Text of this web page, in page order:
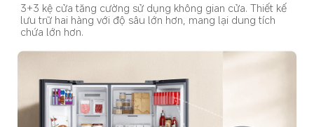
3+3 kệ cửa tăng cường sử dụng không gian cửa. Thiết kế
lưu trữ hai hàng với độ sâu lớn hơn, mang lại dung tích
chứa lớn hơn.